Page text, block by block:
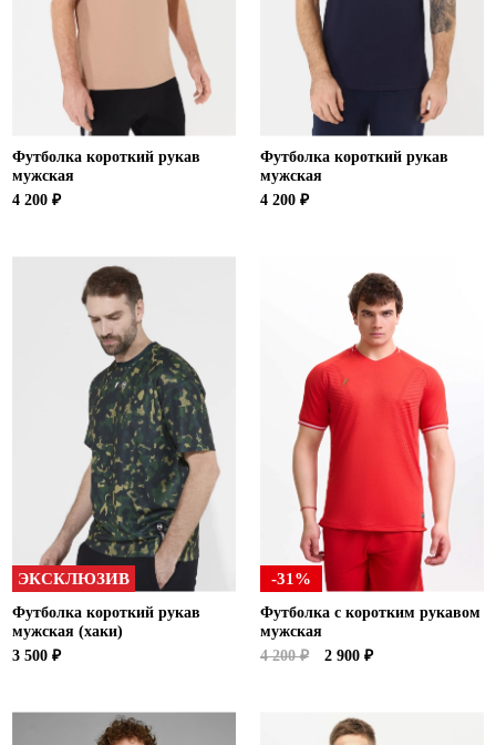
Футболка короткий рукав
мужская
4 200 ₽
Футболка короткий рукав
мужская
4 200 ₽
ЭКСКЛЮЗИВ
Футболка короткий рукав
мужская (хаки)
3 500 ₽
-31%
Футболка с коротким рукавом
мужская
4 200 ₽
2 900 ₽